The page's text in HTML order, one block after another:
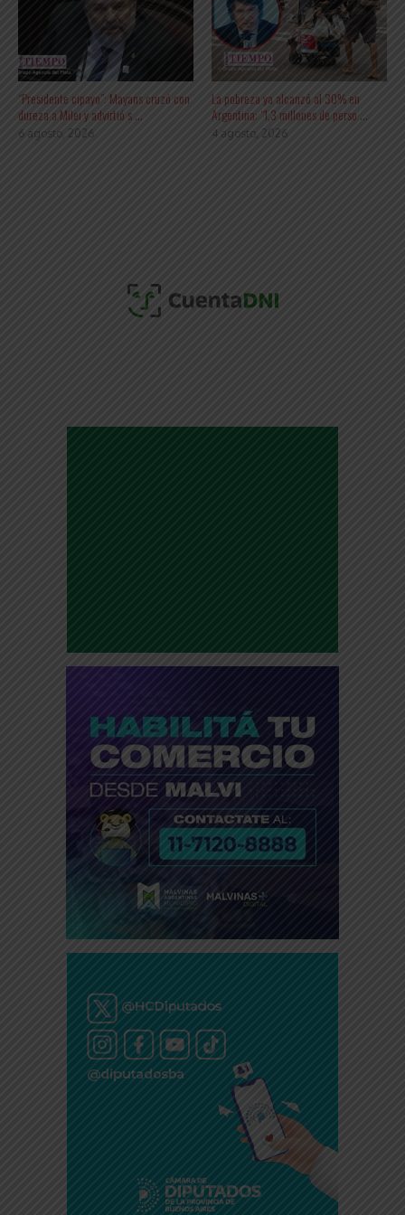
“Presidente cipayo”: Mayans cruzó con
dureza a Milei y advirtió s ...
6 agosto, 2026
La pobreza ya alcanzó al 30% en
Argentina: “1,3 millones de perso ...
4 agosto, 2026